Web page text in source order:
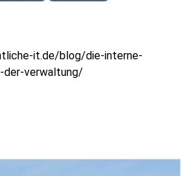
it.de/blog/die-interne-
verwaltung/